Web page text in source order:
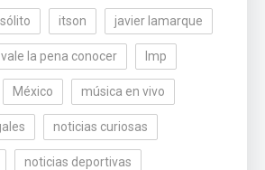
itson javier lamarque
la pena conocer lmp
México música en vivo
noticias curiosas
noticias deportivas